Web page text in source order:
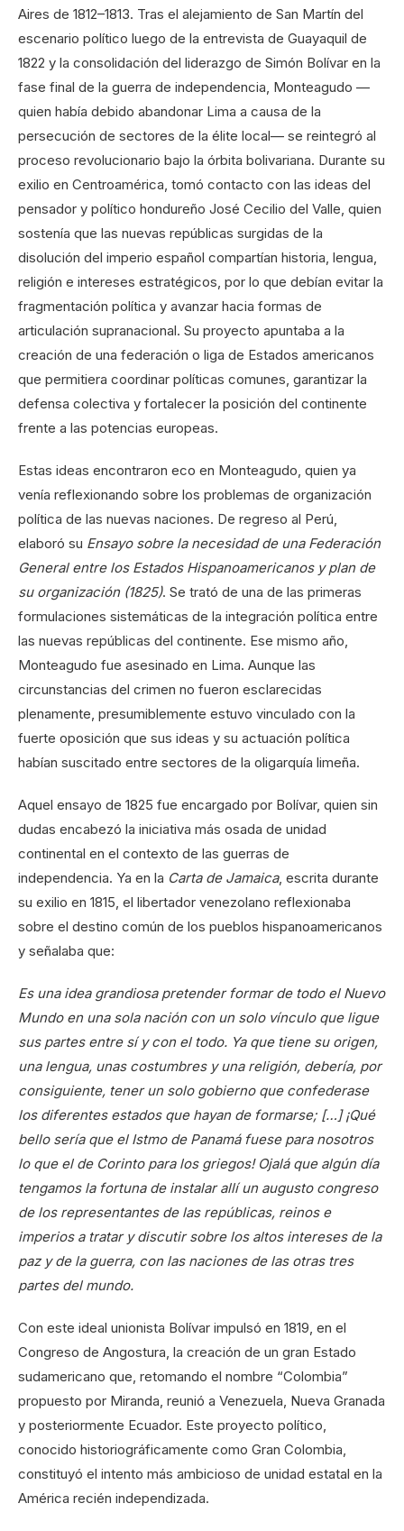
Aires de 1812–1813. Tras el alejamiento de San Martín del
escenario político luego de la entrevista de Guayaquil de
1822 y la consolidación del liderazgo de Simón Bolívar en la
fase final de la guerra de independencia, Monteagudo —
quien había debido abandonar Lima a causa de la
persecución de sectores de la élite local— se reintegró al
proceso revolucionario bajo la órbita bolivariana. Durante su
exilio en Centroamérica, tomó contacto con las ideas del
pensador y político hondureño José Cecilio del Valle, quien
sostenía que las nuevas repúblicas surgidas de la
disolución del imperio español compartían historia, lengua,
religión e intereses estratégicos, por lo que debían evitar la
fragmentación política y avanzar hacia formas de
articulación supranacional. Su proyecto apuntaba a la
creación de una federación o liga de Estados americanos
que permitiera coordinar políticas comunes, garantizar la
defensa colectiva y fortalecer la posición del continente
frente a las potencias europeas.
Estas ideas encontraron eco en Monteagudo, quien ya
venía reflexionando sobre los problemas de organización
política de las nuevas naciones. De regreso al Perú,
elaboró su Ensayo sobre la necesidad de una Federación
General entre los Estados Hispanoamericanos y plan de
su organización (1825). Se trató de una de las primeras
formulaciones sistemáticas de la integración política entre
las nuevas repúblicas del continente. Ese mismo año,
Monteagudo fue asesinado en Lima. Aunque las
circunstancias del crimen no fueron esclarecidas
plenamente, presumiblemente estuvo vinculado con la
fuerte oposición que sus ideas y su actuación política
habían suscitado entre sectores de la oligarquía limeña.
Aquel ensayo de 1825 fue encargado por Bolívar, quien sin
dudas encabezó la iniciativa más osada de unidad
continental en el contexto de las guerras de
independencia. Ya en la Carta de Jamaica, escrita durante
su exilio en 1815, el libertador venezolano reflexionaba
sobre el destino común de los pueblos hispanoamericanos
y señalaba que:
Es una idea grandiosa pretender formar de todo el Nuevo
Mundo en una sola nación con un solo vínculo que ligue
sus partes entre sí y con el todo. Ya que tiene su origen,
una lengua, unas costumbres y una religión, debería, por
consiguiente, tener un solo gobierno que confederase
los diferentes estados que hayan de formarse; […] ¡Qué
bello sería que el Istmo de Panamá fuese para nosotros
lo que el de Corinto para los griegos! Ojalá que algún día
tengamos la fortuna de instalar allí un augusto congreso
de los representantes de las repúblicas, reinos e
imperios a tratar y discutir sobre los altos intereses de la
paz y de la guerra, con las naciones de las otras tres
partes del mundo.
Con este ideal unionista Bolívar impulsó en 1819, en el
Congreso de Angostura, la creación de un gran Estado
sudamericano que, retomando el nombre “Colombia”
propuesto por Miranda, reunió a Venezuela, Nueva Granada
y posteriormente Ecuador. Este proyecto político,
conocido historiográficamente como Gran Colombia,
constituyó el intento más ambicioso de unidad estatal en la
América recién independizada.